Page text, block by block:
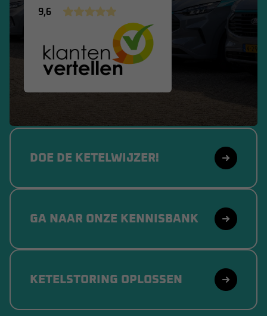
9,6
DOE DE KETELWIJZER!
GA NAAR ONZE KENNISBANK
KETELSTORING OPLOSSEN